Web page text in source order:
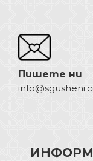
Пишете ни